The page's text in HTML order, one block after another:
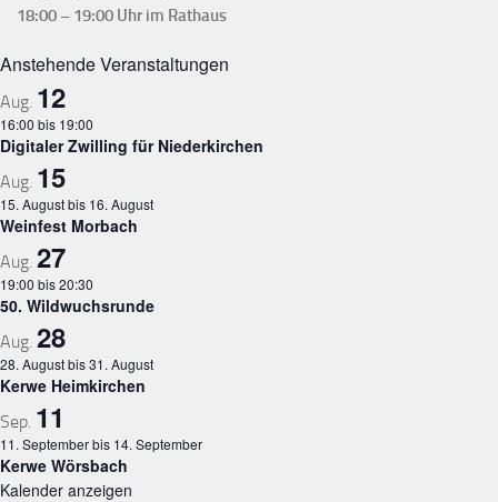
18:00 – 19:00 Uhr im Rathaus
Anstehende Veranstaltungen
Aug. 12
16:00 bis 19:00
Digitaler Zwilling für Niederkirchen
Aug. 15
15. Augustbis 16. August
Weinfest Morbach
Aug. 27
19:00 bis20:30
50. Wildwuchsrunde
Aug. 28
28. Augustbis31. August
Kerwe Heimkirchen
Sep. 11
11. Septemberbis 14. September
Kerwe Wörsbach
Kalender anzeigen